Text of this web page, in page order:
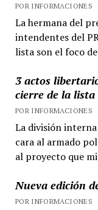
POR INFORMACIONES
La hermana del
intendentes del
lista son el foco
3 actos
cierre de la lista
POR INFORMACIONES
La división
cara al armado
al proyecto que
Nueva edición
POR INFORMACIONES